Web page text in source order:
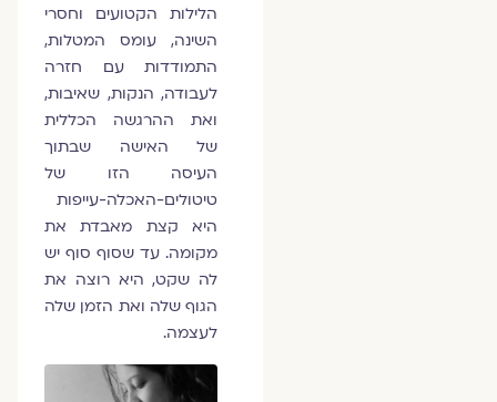
הלילות הקטועים וחסרי
השינה, עומס המטלות,
התמודדות עם חזרה
לעבודה, הנקות, שאיבות,
ואת ההרגשה הכללית
של האישה שבתוך
העיסה הזו של
טיטולים-האכלה-עייפות
היא קצת מאבדת את
מקומה. עד שסוף סוף יש
לה שקט, היא רוצה את
הגוף שלה ואת הזמן שלה
לעצמה.